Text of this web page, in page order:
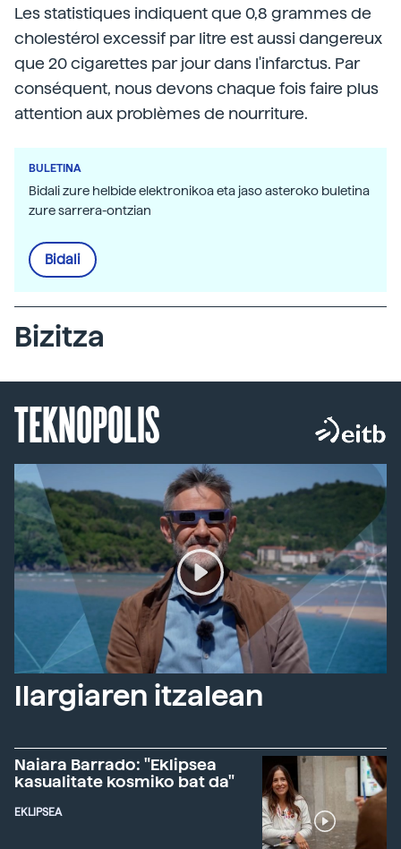
Les statistiques indiquent que 0,8 grammes de
cholestérol excessif par litre est aussi dangereux
que 20 cigarettes par jour dans l'infarctus. Par
conséquent, nous devons chaque fois faire plus
attention aux problèmes de nourriture.
BULETINA
Bidali zure helbide elektronikoa eta jaso asteroko buletina
zure sarrera-ontzian
Bidali
Bizitza
TEKNOPOLIS
Ilargiaren itzalean
Naiara Barrado: "Eklipsea
kasualitate kosmiko bat da"
EKLIPSEA